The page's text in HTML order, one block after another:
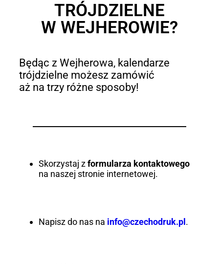
TRÓJDZIELNE
W WEJHEROWIE?
Będąc z Wejherowa, kalendarze
trójdzielne możesz zamówić
aż na trzy różne sposoby!
Skorzystaj zformularza kontaktowego
na naszej stronie internetowej.
Napisz do nas na info@czechodruk.pl .